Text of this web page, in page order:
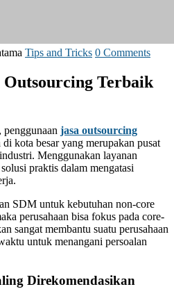
Tips and Tricks 0 Comments
Outsourcing Terbaik
penggunaan jasa outsourcing
kota besar yang merupakan pusat
Menggunakan layanan
praktis dalam mengatasi
SDM untuk kebutuhan non-core
perusahaan bisa fokus pada core-
sangat membantu suatu perusahaan
untuk menangani persoalan
Direkomendasikan